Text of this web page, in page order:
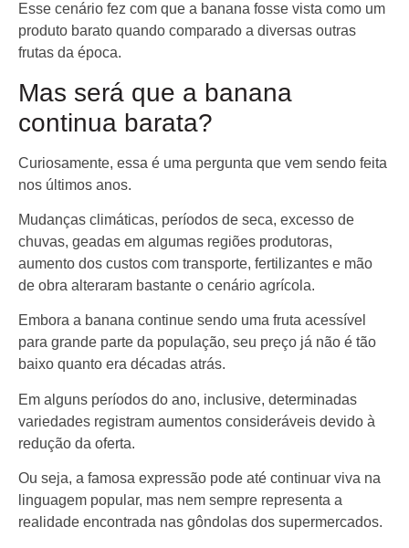
Esse cenário fez com que a banana fosse vista como um
produto barato quando comparado a diversas outras
frutas da época.
Mas será que a banana
continua barata?
Curiosamente, essa é uma pergunta que vem sendo feita
nos últimos anos.
Mudanças climáticas, períodos de seca, excesso de
chuvas, geadas em algumas regiões produtoras,
aumento dos custos com transporte, fertilizantes e mão
de obra alteraram bastante o cenário agrícola.
Embora a banana continue sendo uma fruta acessível
para grande parte da população, seu preço já não é tão
baixo quanto era décadas atrás.
Em alguns períodos do ano, inclusive, determinadas
variedades registram aumentos consideráveis devido à
redução da oferta.
Ou seja, a famosa expressão pode até continuar viva na
linguagem popular, mas nem sempre representa a
realidade encontrada nas gôndolas dos supermercados.